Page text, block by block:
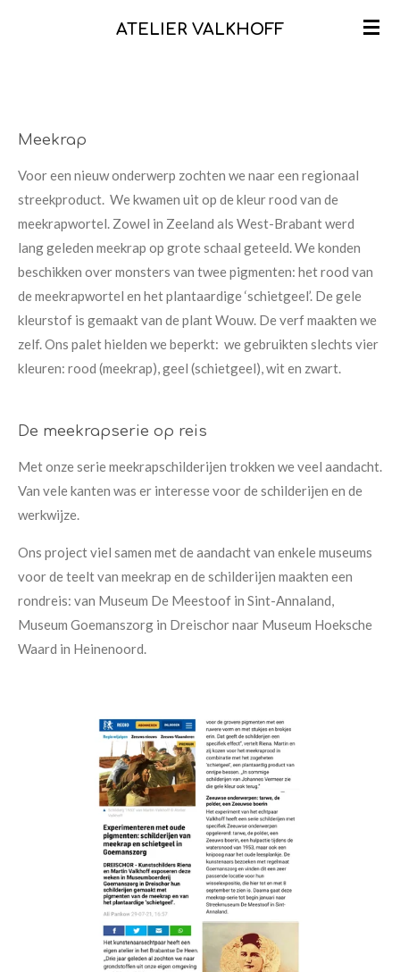
ATELIER VALKHOFF
Meekrap
Voor een nieuw onderwerp zochten we naar een regionaal
streekproduct. We kwamen uit op de kleur rood van de
meekrapwortel. Zowel in Zeeland als West-Brabant werd
lang geleden meekrap op grote schaal geteeld. We konden
beschikken over monsters van twee pigmenten: het rood van
de meekrapwortel en het plantaardige ‘schietgeel’. De gele
kleurstof is gemaakt van de plant Wouw. De verf maakten we
zelf. Ons palet hielden we beperkt: we gebruikten slechts vier
kleuren: rood (meekrap), geel (schietgeel), wit en zwart.
De meekrapserie op reis
Met onze serie meekrapschilderijen trokken we veel aandacht.
Van vele kanten was er interesse voor de schilderijen en de
werkwijze.
Ons project viel samen met de aandacht van enkele museums
voor de teelt van meekrap en de schilderijen maakten een
rondreis: van Museum De Meestoof in Sint-Annaland,
Museum Goemanszorg in Dreischor naar Museum Hoeksche
Waard in Heinenoord.